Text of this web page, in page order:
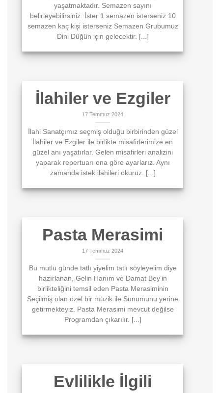
yaşatmaktadır. Semazen sayını
belirleyebilirsiniz. İster 1 semazen isterseniz 10
semazen kaç kişi isterseniz Semazen Grubumuz
Dini Düğün için gelecektir. [...]
İlahiler ve Ezgiler
17 Temmuz 2024
İlahi Sanatçımız seçmiş olduğu birbirinden güzel
İlahiler ve Ezgiler ile birlikte misafirlerimize en
güzel anı yaşatırlar. Gelen misafirleri analizini
yaparak repertuarı ona göre ayarlarız. Aynı
zamanda istek ilahileri okuruz. [...]
Pasta Merasimi
17 Temmuz 2024
Bu mutlu günde tatlı yiyelim tatlı söyleyelim diye
hazırlanan, Gelin Hanım ve Damat Bey’in
birlikteliğini temsil eden Pasta Merasiminin
Seçilmiş olan özel bir müzik ile Sunumunu yerine
getirmekteyiz. Pasta Merasimi mevcut değilse
Programdan çıkarılır. [...]
Evlilikle İlgili